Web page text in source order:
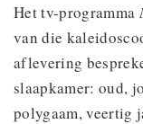
Het tv-programma
van die
aflevering
slaapkamer: oud,
polygaam, veertig